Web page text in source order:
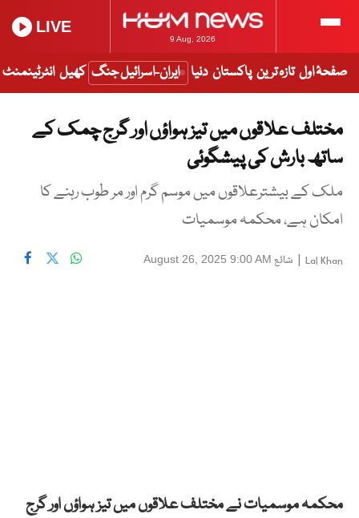
9 Aug, 2026
LIVE
صفحۂ اول تازہ ترین پاکستان دنیا ایران-اسرائیل جنگ کھیل انٹرٹینمنٹ
مختلف علاقوں میں تیز ہواؤں اور گرج چمک کے
ساتھ بارش کی پیشگوئی
ملک کے بیشترعلاقوں میں موسم گرم اور مر طوب رہنے کا
امکان ہے، محکمہ موسمیات
Lal Khan
| شائع August 26, 2025 9:00 AM
محکمہ موسمیات نے مختلف علاقوں میں تیز ہواؤں اور گرج